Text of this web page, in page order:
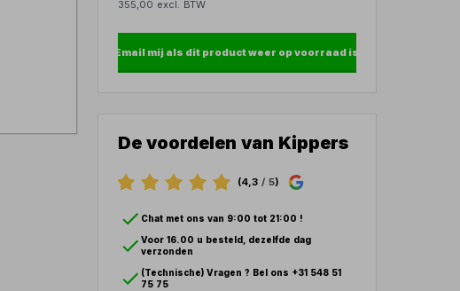
355,00 excl. BTW
Email mij als dit product weer op voorraad is
De voordelen van Kippers
(4,3/ 5)
Chat met ons van 9:00 tot 21:00 !
Voor 16.00 u besteld, dezelfde dag
verzonden
(Technische) Vragen ? Bel ons +31 548 51
75 75